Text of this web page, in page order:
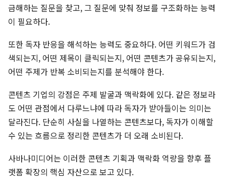
금해하는 질문을 찾고, 그 질문에 맞춰 정보를 구조화하는 능력
이 필요하다.
또한 독자 반응을 해석하는 능력도 중요하다. 어떤 키워드가 검
색되는지, 어떤 제목이 클릭되는지, 어떤 콘텐츠가 공유되는지,
어떤 주제가 반복 소비되는지를 분석해야 한다.
콘텐츠 기업의 강점은 주제 발굴과 맥락화에 있다. 같은 정보라
도 어떤 관점에서 다루느냐에 따라 독자가 받아들이는 의미는
달라진다. 단순히 사실을 나열하는 콘텐츠보다, 독자가 이해할
수 있는 흐름으로 정리한 콘텐츠가 더 오래 소비된다.
사바나미디어는 이러한 콘텐츠 기획과 맥락화 역량을 향후 플
랫폼 확장의 핵심 자산으로 보고 있다.